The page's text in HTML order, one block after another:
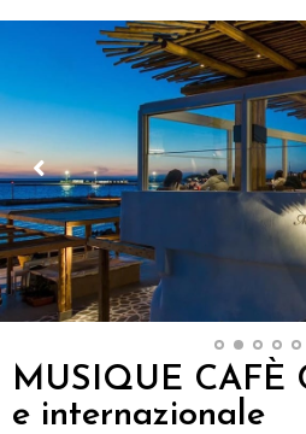
MUSIQUE CAFÈ
e internazionale